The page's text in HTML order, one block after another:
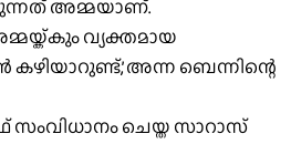
അമ്മയാണ്.
വ്യക്തമായ
അന്ന ബെന്നിന്റെ
ചെയ്ത സാറാസ്